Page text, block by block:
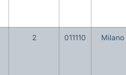
2 011110 Milano